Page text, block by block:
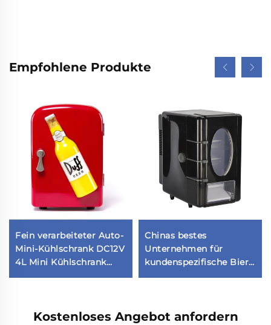
Empfohlene Produkte
Fein verarbeiteter Auto-
Mini-Kühlschrank DC12V
4L Mini Kühlschrank
Tiefkühler Auto-
Chinas bestes
Unternehmen für
kundenspezifische Bier-
Minikühlschränke, 12-V-
Kostenloses Angebot anfordern